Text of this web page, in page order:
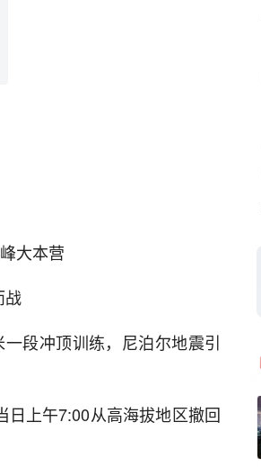
大本营
战
段冲顶训练，尼泊尔地震引
上午7:00从高海拔地区撤回